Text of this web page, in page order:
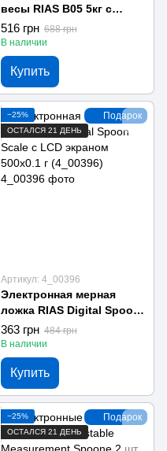
весы RIAS В05 5кг с
чашей (2_008892)
516 грн 688 грн
В наличии
Купить
Подарок
−25%
ОСТАЛСЯ 21 ДЕНЬ
Артикул: 4_00396
Электронная мерная
ложка RIAS Digital Spoon
Scale с LCD экраном
500x0.1 г (4_00396)
363 грн 484 грн
В наличии
Купить
Подарок
−25%
ОСТАЛСЯ 21 ДЕНЬ